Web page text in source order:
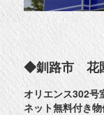
◆釧路市 花
オリエンス302
ネット無料付き物